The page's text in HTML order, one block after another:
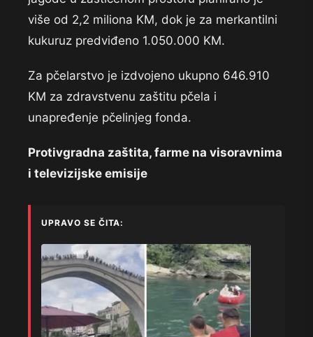
više od 2,2 miliona KM, dok je za merkantilni
kukuruz predviđeno 1.050.000 KM.
Za pčelarstvo je izdvojeno ukupno 646.910
KM za zdravstvenu zaštitu pčela i
unapređenje pčelinjeg fonda.
Protivgradna zaštita, farme na visoravnima
i televizijske emisije
UPRAVO SE ČITA: